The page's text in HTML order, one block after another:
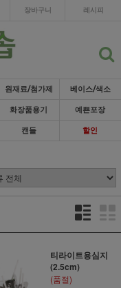
장바구니 레시피
원재료/첨가제 베이스/색소
화장품용기 예쁜포장
캔들 할인
티라이트용심지
(2.5cm)
(품절)